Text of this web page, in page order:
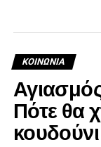
ΚΟΙΝΩΝΊΑ
Πότε θα
κουδούνι